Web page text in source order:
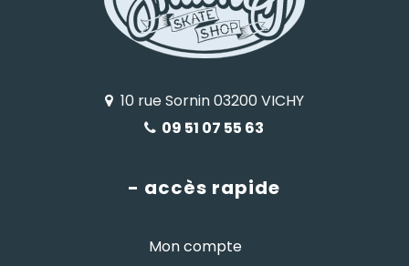
10 rue Sornin 03200 VICHY
09 51 07 55 63
- accès rapide
Mon compte